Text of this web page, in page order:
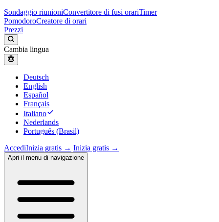
Sondaggio riunioniConvertitore di fusi orariTimer
PomodoroCreatore di orari
Prezzi
Cambia lingua
Deutsch
English
Español
Français
Italiano
Nederlands
Português (Brasil)
AccediInizia gratis → Inizia gratis →
Apri il menu di navigazione